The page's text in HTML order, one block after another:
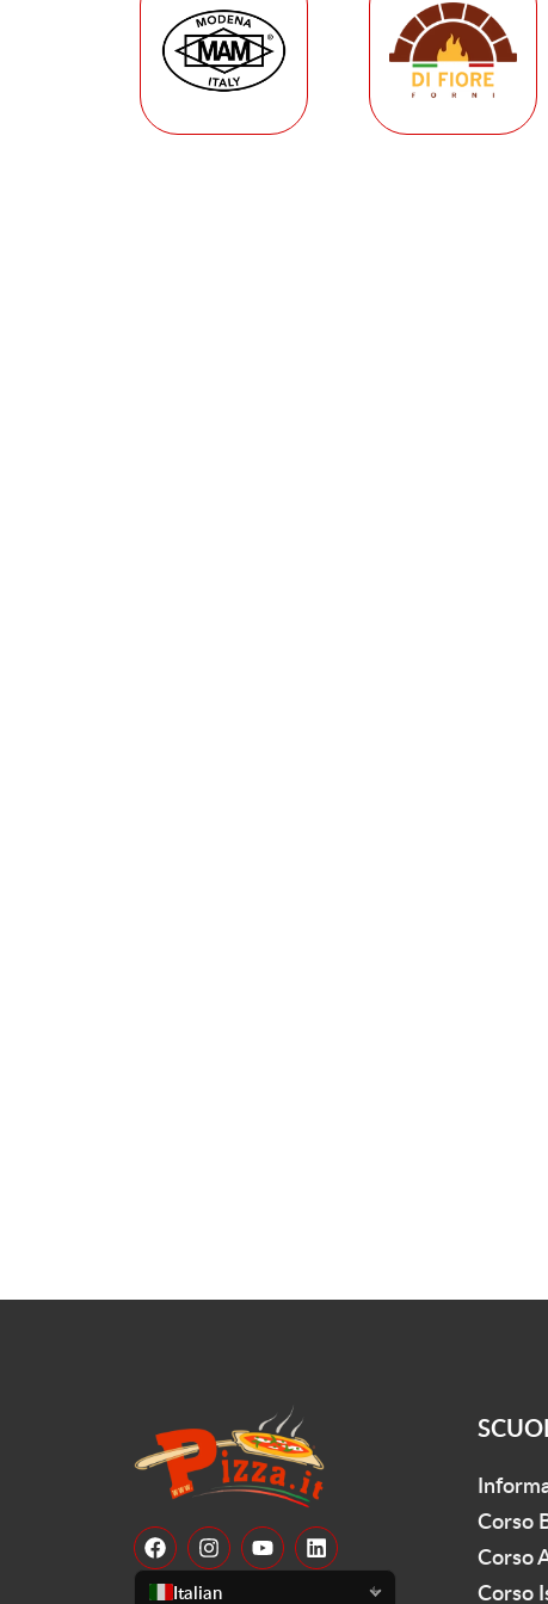
Italian
Corso
Corso
Corso